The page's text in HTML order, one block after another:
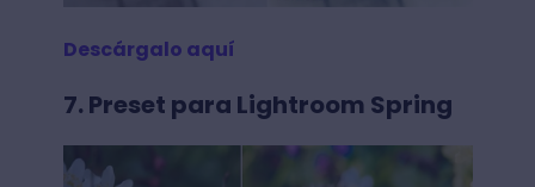
Descárgalo aquí
7. Preset para Lightroom Spring